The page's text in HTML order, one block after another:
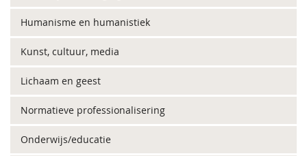
Humanisme en humanistiek
Kunst, cultuur, media
Lichaam en geest
Normatieve professionalisering
Onderwijs/educatie